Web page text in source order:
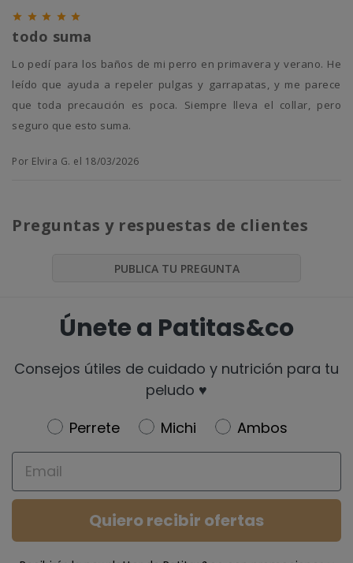
    
todo suma
Lo pedí para los baños de mi perro en primavera y verano. He
leído que ayuda a repeler pulgas y garrapatas, y me parece
que toda precaución es poca. Siempre lleva el collar, pero
seguro que esto suma.
Por Elvira G. el 18/03/2026
Preguntas y respuestas de clientes
PUBLICA TU PREGUNTA
Únete a Patitas&co
Consejos útiles de cuidado y nutrición para tu
peludo ♥️
Newsletter
Perrete Michi
Ambos
Email
Quiero recibir ofertas